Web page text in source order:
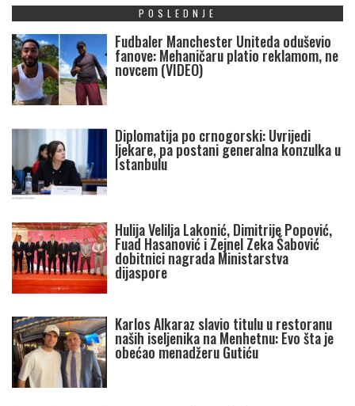
POSLEDNJE
Fudbaler Manchester Uniteda oduševio
fanove: Mehaničaru platio reklamom, ne
novcem (VIDEO)
Diplomatija po crnogorski: Uvrijedi
ljekare, pa postani generalna konzulka u
Istanbulu
Hulija Velilja Lakonić, Dimitrije Popović,
Fuad Hasanović i Zejnel Zeka Šabović
dobitnici nagrada Ministarstva
dijaspore
Karlos Alkaraz slavio titulu u restoranu
naših iseljenika na Menhetnu: Evo šta je
obećao menadžeru Gutiću